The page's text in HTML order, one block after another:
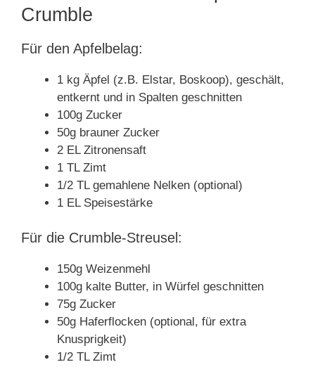
Crumble
Für den Apfelbelag:
1 kg Äpfel (z.B. Elstar, Boskoop), geschält,
entkernt und in Spalten geschnitten
100g Zucker
50g brauner Zucker
2 EL Zitronensaft
1 TL Zimt
1/2 TL gemahlene Nelken (optional)
1 EL Speisestärke
Für die Crumble-Streusel:
150g Weizenmehl
100g kalte Butter, in Würfel geschnitten
75g Zucker
50g Haferflocken (optional, für extra
Knusprigkeit)
1/2 TL Zimt